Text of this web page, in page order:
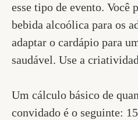
esse tipo de evento. Você
bebida alcoólica para os
adaptar o cardápio para
saudável. Use a
Um cálculo básico de
convidado é o seguinte: